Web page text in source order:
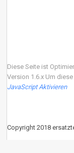
Diese Seite ist
Version 1.6.x Um
JavaScript Aktivieren
Copyright 2018